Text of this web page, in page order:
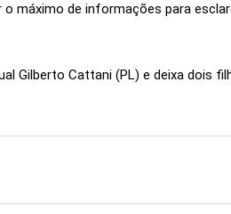
máximo de informações para
Gilberto Cattani (PL) e deixa dois